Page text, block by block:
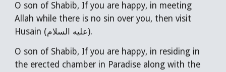
O son of Shabib, If you are happy, in meeting
Allah while there is no sin over you, then visit
Husain (عليه السلام).
O son of Shabib, Ifyou are happy, in residing in
the erected chamber in Paradise along with the